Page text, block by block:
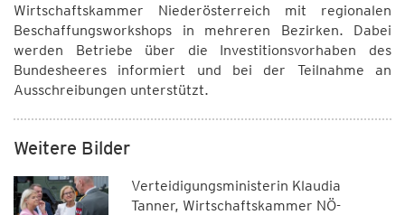
Wirtschaftskammer Niederösterreich mit regionalen
Beschaffungsworkshops in mehreren Bezirken. Dabei
werden Betriebe über die Investitionsvorhaben des
Bundesheeres informiert und bei der Teilnahme an
Ausschreibungen unterstützt.
Weitere Bilder
Verteidigungsministerin Klaudia
Tanner, Wirtschaftskammer NÖ-